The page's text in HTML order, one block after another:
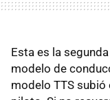
Esta es la
modelo de
modelo TTS subió